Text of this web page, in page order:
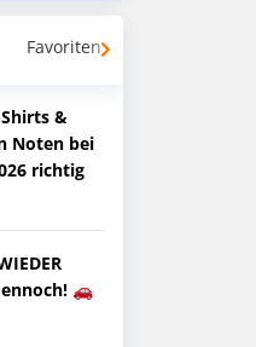
Favoriten
&
Noten bei
richtig
🚗